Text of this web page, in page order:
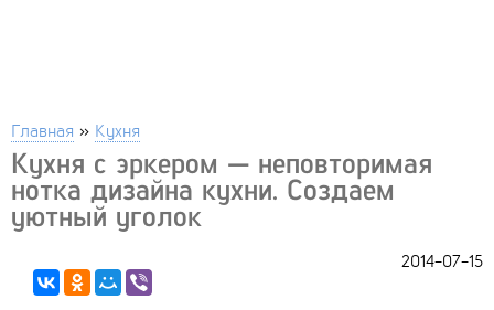
Главная » Кухня
Кухня с эркером — неповторимая
нотка дизайна кухни. Создаем
уютный уголок
2014-07-15